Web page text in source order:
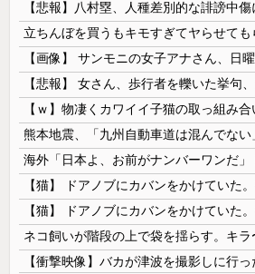
【ｗ】物凄くカワイイ子猫の取っ組み合
【衝撃映像】バカが津波を撮影しに行っ